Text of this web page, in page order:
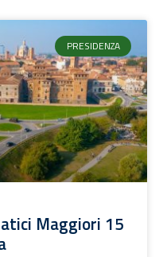
PRESIDENZA
Maggiori 15